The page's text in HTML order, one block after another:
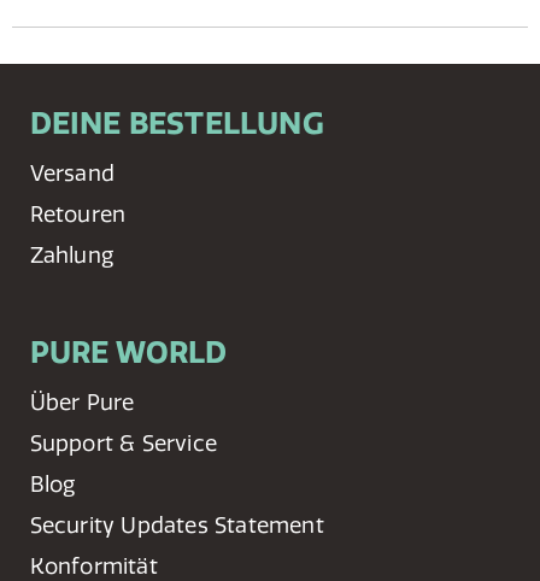
DEINE BESTELLUNG
Versand
Retouren
Zahlung
PURE WORLD
Über Pure
Support & Service
Blog
Security Updates Statement
Konformität